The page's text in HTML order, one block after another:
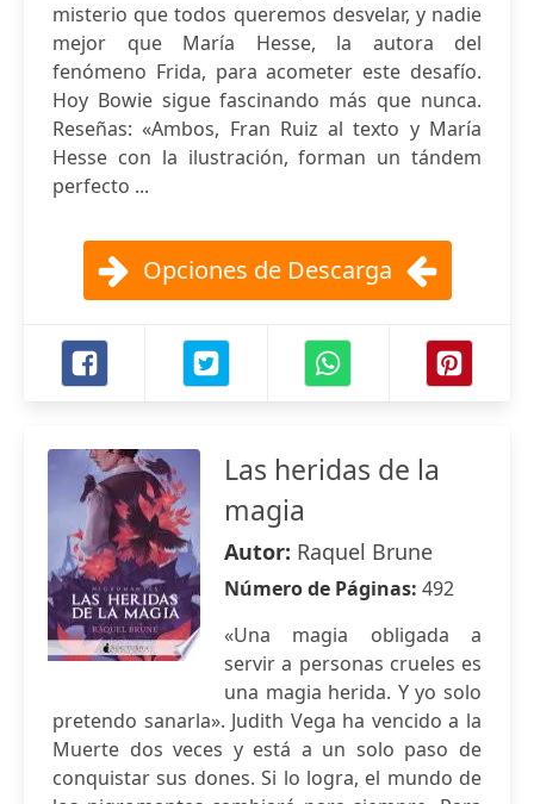
misterio que todos queremos desvelar, y nadie
mejor que María Hesse, la autora del
fenómeno Frida, para acometer este desafío.
Hoy Bowie sigue fascinando más que nunca.
Reseñas: «Ambos, Fran Ruiz al texto y María
Hesse con la ilustración, forman un tándem
perfecto ...
Opciones de Descarga
Las heridas de la
magia
Autor: Raquel Brune
Número de Páginas: 492
«Una magia obligada a
servir a personas crueles es
una magia herida. Y yo solo
pretendo sanarla». Judith Vega ha vencido a la
Muerte dos veces y está a un solo paso de
conquistar sus dones. Si lo logra, el mundo de